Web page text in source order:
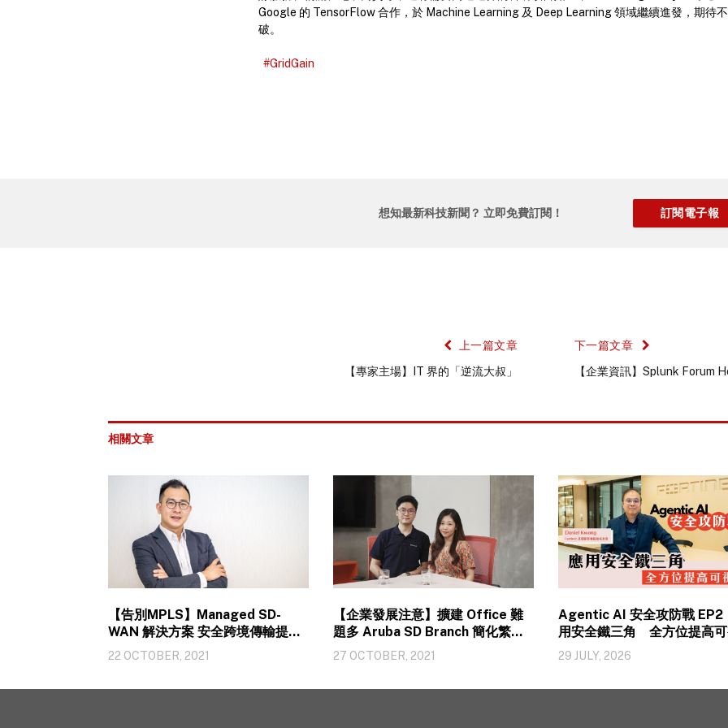
Google 的 TensorFlow 合作，於 Machine Learning 及 Deep Learning 領域繼續進發，期待
破。
#GridGain
想知最新科技新聞？ 立即免費訂閱！
上一篇文章
【專家主場】IT 界的「逆流大叔」
下一篇文章
【企業資訊】Splunk Forum
相關文章
【告別MPLS】Managed SD-
WAN 解決方案 安全跨境傳輸提升
營運效率
22 OCTOBER, 2021
【企業發展注意】擴建 Office 難
題多 Aruba SD Branch 簡化繁瑣
工序
27 OCTOBER, 2021
Agentic AI 安全攻防戰 EP2
用安全鐵三角 全方位提高
29 JULY, 2026